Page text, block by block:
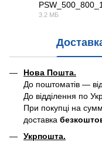
3.2 МБ
Нова Пошта.
До поштоматів —
До відділення по
При покупці на
доставка
Укрпошта.